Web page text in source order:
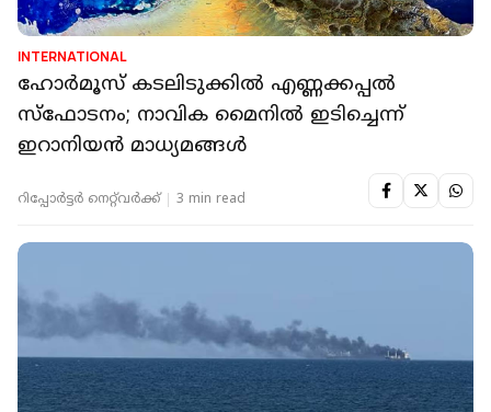
INTERNATIONAL
ഹോർമൂസ് കടലിടുക്കിൽ എണ്ണക്കപ്പൽ
സ്ഫോടനം; നാവിക മൈനിൽ ഇടിച്ചെന്ന്
ഇറാനിയൻ മാധ്യമങ്ങൾ
റിപ്പോർട്ടർ നെറ്റ്‌വര്‍ക്ക്‌ 3 min read